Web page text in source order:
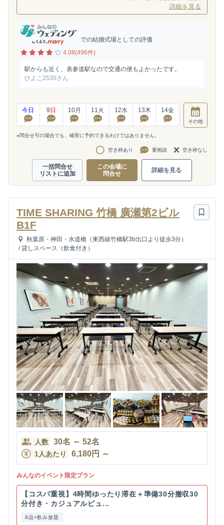
詳細を見る
での結婚式場としての評価
4.08(496件)
駅からも近く、表参道駅なので交通の便もよかったです。
ひよこ2530さん
今日 9 日 10月 11火 12水 13木 14金
その他
※問合せ可の場合でも、確実に予約できるわけではありません。
空き枠あり 要相談 空き枠なし
一括問合せ
リストに追加
この会場に
問合せ
詳細を見る
TIME SHARING 竹橋 廣瀬第2ビル
B1F
秋葉原・神田・水道橋（東西線竹橋駅3b出口より徒歩3分）
/ 貸しスペース（飲食付き）
人数 30名 ～ 52名
1人あたり 6,180円 ～
みんなのイベント限定プラン
【コスパ重視】4時間ゆったり滞在＋準備30分撤収30
分付き・カジュアルビュ...
8品+飲み放題